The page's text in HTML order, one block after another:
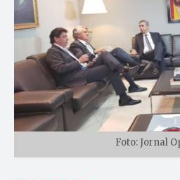
Foto: Jornal